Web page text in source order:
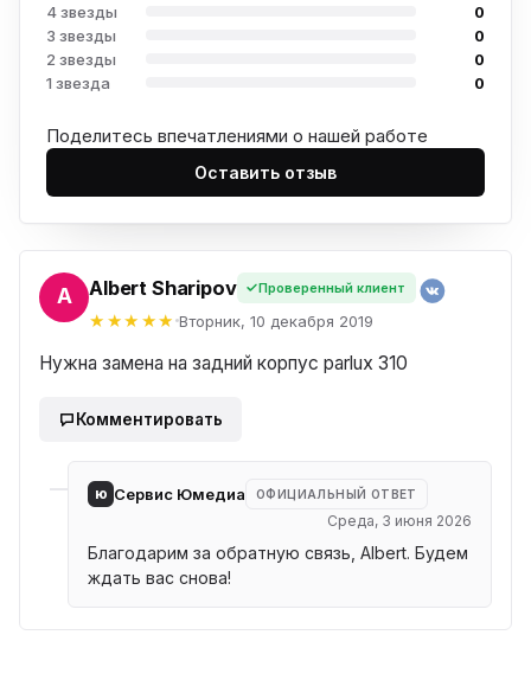
4 звезды
0
3 звезды
0
2 звезды
0
1 звезда
0
Поделитесь впечатлениями о нашей работе
Оставить отзыв
Albert Sharipov Проверенный клиент
Вторник, 10 декабря 2019
Нужна замена на задний корпус parlux 310
Комментировать
ю Сервис Юмедиа ОФИЦИАЛЬНЫЙ ОТВЕТ
Среда, 3 июня 2026
Благодарим за обратную связь, Albert. Будем
ждать вас снова!